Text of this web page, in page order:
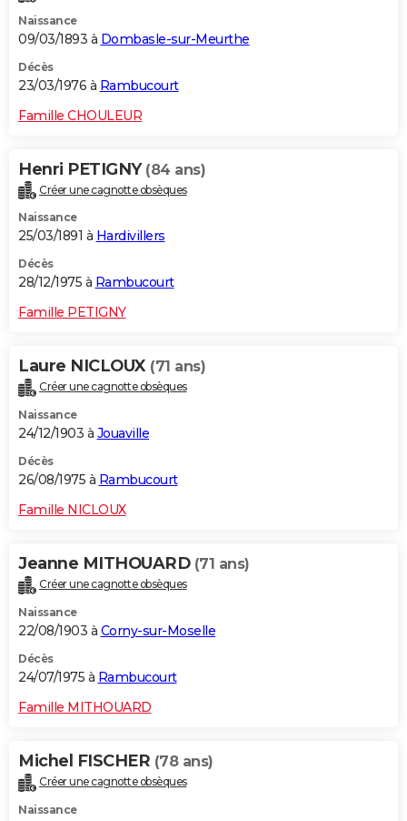
Naissance
09/03/1893 à Dombasle-sur-Meurthe
Décès
23/03/1976 à Rambucourt
Famille CHOULEUR
Henri PETIGNY (84 ans)
Créer une cagnotte obsèques
Naissance
25/03/1891 à Hardivillers
Décès
28/12/1975 à Rambucourt
Famille PETIGNY
Laure NICLOUX (71 ans)
Créer une cagnotte obsèques
Naissance
24/12/1903 à Jouaville
Décès
26/08/1975 à Rambucourt
Famille NICLOUX
Jeanne MITHOUARD (71 ans)
Créer une cagnotte obsèques
Naissance
22/08/1903 à Corny-sur-Moselle
Décès
24/07/1975 à Rambucourt
Famille MITHOUARD
Michel FISCHER (78 ans)
Créer une cagnotte obsèques
Naissance